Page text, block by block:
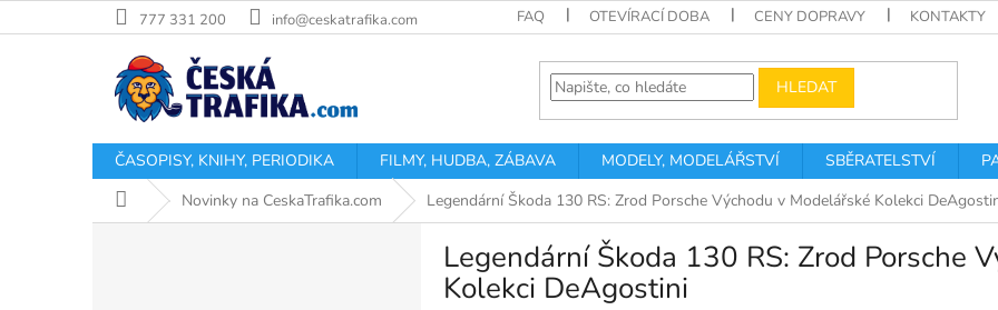
na
777 331 200 info@ceskatrafika.com FAQ OTEVÍRACÍ DOBA CENY DOPRAVY KONTAKTY
HLEDAT
ČASOPISY, KNIHY, PERIODIKA FILMY, HUDBA, ZÁBAVA MODELY, MODELÁŘSTVÍ SBĚRATELSTVÍ
Domů Novinky na CeskaTrafika.com Legendární Škoda 130 RS: Zrod Porsche Východu v Modelářské Kolekci
Legendární Škoda 130 RS: Zrod Porsche
Kolekci DeAgostini